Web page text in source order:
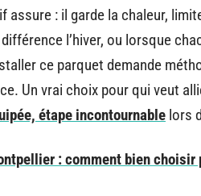
assure : il garde la chaleur,
l’hiver, ou lorsque
ce parquet demande
Un vrai choix pour qui veut
étape incontournable lors
: comment bien choisir